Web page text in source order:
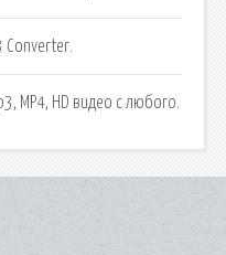
Converter.
MP4, HD видео с любого.